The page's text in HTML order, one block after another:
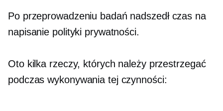
Po przeprowadzeniu badań nadszedł czas na
napisanie polityki prywatności.
Oto kilka rzeczy, których należy przestrzegać
podczas wykonywania tej czynności: